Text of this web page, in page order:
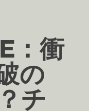
：衝
の
チ